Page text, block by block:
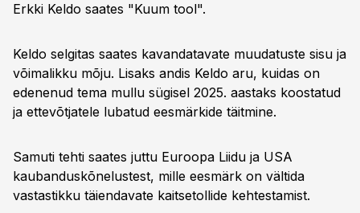
Erkki Keldo saates "Kuum tool".
Keldo selgitas saates kavandatavate muudatuste sisu ja
võimalikku mõju. Lisaks andis Keldo aru, kuidas on
edenenud tema mullu sügisel 2025. aastaks koostatud
ja ettevõtjatele lubatud eesmärkide täitmine.
Samuti tehti saates juttu Euroopa Liidu ja USA
kaubanduskõnelustest, mille eesmärk on vältida
vastastikku täiendavate kaitsetollide kehtestamist.